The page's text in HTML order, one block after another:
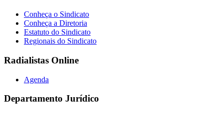
Conheça o Sindicato
Conheça a Diretoria
Estatuto do Sindicato
Regionais do Sindicato
Radialistas Online
Agenda
Departamento Jurídico